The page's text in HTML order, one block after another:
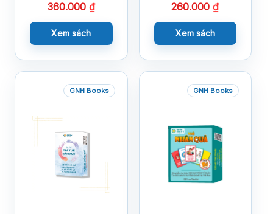
360.000 ₫
Xem sách
260.000₫
Xem sách
GNH Books GNH Books